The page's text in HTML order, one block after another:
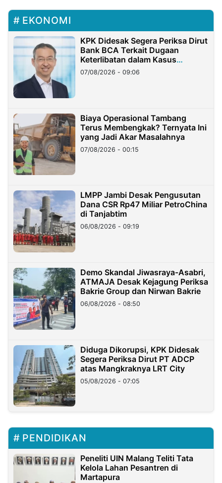
EKONOMI
KPK Didesak Segera Periksa Dirut
Bank BCA Terkait Dugaan
Keterlibatan dalam Kasus
Hilangnya Dana Nasabah Rp2,58
Miliar
07/08/2026 - 09:06
Biaya Operasional Tambang
Terus Membengkak? Ternyata Ini
yang Jadi Akar Masalahnya
07/08/2026 - 00:15
LMPP Jambi Desak Pengusutan
Dana CSR Rp47 Miliar PetroChina
di Tanjabtim
06/08/2026 - 09:19
Demo Skandal Jiwasraya-Asabri,
ATMAJA Desak Kejagung Periksa
Bakrie Group dan Nirwan Bakrie
06/08/2026 - 08:50
Diduga Dikorupsi, KPK Didesak
Segera Periksa Dirut PT ADCP
atas Mangkraknya LRT City
05/08/2026 - 07:05
PENDIDIKAN
Peneliti UIN Malang Teliti Tata
Kelola Lahan Pesantren di
Martapura